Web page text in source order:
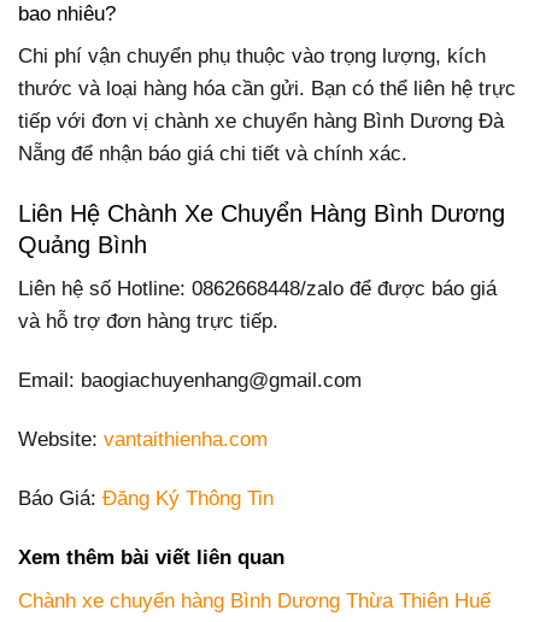
bao nhiêu?
Chi phí vận chuyển phụ thuộc vào trọng lượng, kích
thước và loại hàng hóa cần gửi. Bạn có thể liên hệ trực
tiếp với đơn vị chành xe chuyển hàng Bình Dương Đà
Nẵng để nhận báo giá chi tiết và chính xác.
Liên Hệ Chành Xe Chuyển Hàng Bình Dương
Quảng Bình
Liên hệ số Hotline: 0862668448/zalo để được báo giá
và hỗ trợ đơn hàng trực tiếp.
Email: baogiachuyenhang@gmail.com
Website: vantaithienha.com
Báo Giá: Đăng Ký Thông Tin
Xem thêm bài viết liên quan
Chành xe chuyển hàng Bình Dương Thừa Thiên Huế